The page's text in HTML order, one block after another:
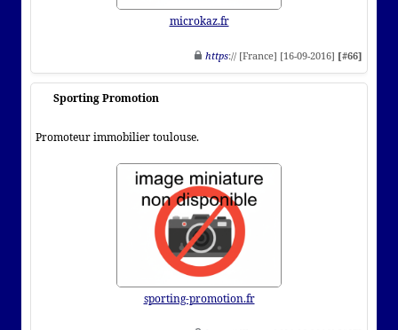
microkaz.fr
https:// [France] [16-09-2016] [#66]
Sporting Promotion
Promoteur immobilier toulouse.
sporting-promotion.fr